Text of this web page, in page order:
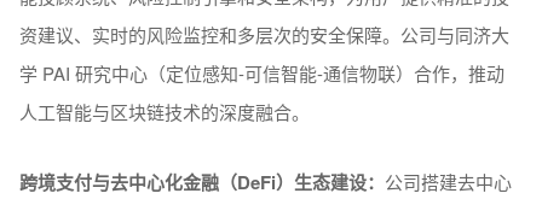
资建议、实时的风险监控和多层次的安全保障。公司与同济大
学 PAI 研究中心（定位感知-可信智能-通信物联）合作，推动
人工智能与区块链技术的深度融合。
跨境支付与去中心化金融（DeFi）生态建设： 公司搭建去中心